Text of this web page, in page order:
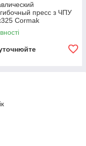
пресс з ЧПУ
Cormak